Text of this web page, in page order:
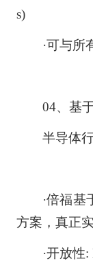
s)
·可与所有
04、基于
半导体行
·倍福基于
方案，真正
·开放性: